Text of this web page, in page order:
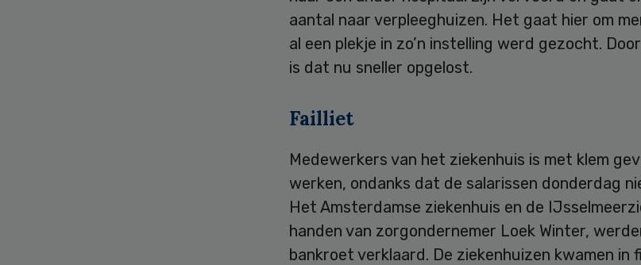
aantal naar verpleeghuizen. Het gaat hier om
al een plekje in zo’n instelling werd gezocht.
is dat nu sneller opgelost.
Failliet
Medewerkers van het ziekenhuis is met klem
werken, ondanks dat de salarissen donderdag
Het Amsterdamse ziekenhuis en de
handen van zorgondernemer Loek Winter,
bankroet verklaard. De ziekenhuizen kwamen in